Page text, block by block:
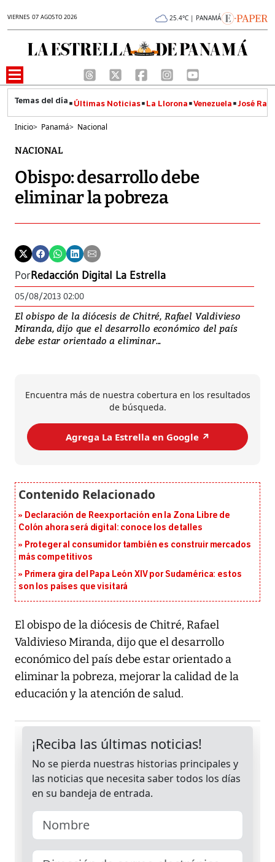
VIERNES 07 AGOSTO 2026 25.4°C | PANAMÁ
Últimas Noticias La Llorona Venezuela José
Inicio> Panamá> Nacional
NACIONAL
Obispo: desarrollo debe
eliminar la pobreza
PorRedacción Digital La Estrella
05/08/2013 02:00
El obispo de la diócesis de Chitré, Rafael Valdivieso
Miranda, dijo que el desarrollo económico del país
debe estar orientado a eliminar...
Encuentra más de nuestra cobertura en los resultados
de búsqueda.
Agrega La Estrella en Google ↗️
Declaración de Reexportación en la Zona Libre de
Colón ahora será digital: conoce los detalles
Proteger al consumidor también es construir mercados
más competitivos
Primera gira del Papa León XIV por Sudamérica: estos
son los países que visitará
El obispo de la diócesis de Chitré, Rafael
Valdivieso Miranda, dijo que el desarrollo
económico del país debe estar orientado a
eliminar la pobreza, mejorar la calidad de la
educación y la atención de salud.